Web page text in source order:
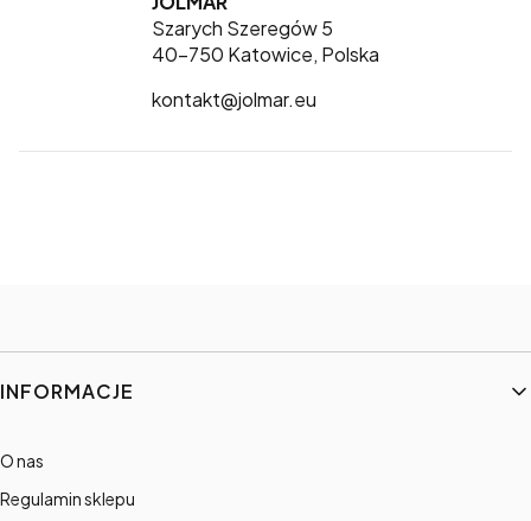
Szarych Szeregów 5
40-750 Katowice, Polska
kontakt@jolmar.eu
Linki w stopce
INFORMACJE
O nas
Regulamin sklepu